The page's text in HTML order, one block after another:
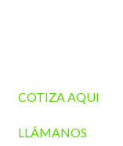
COTIZA AQUI
LLÁMANOS